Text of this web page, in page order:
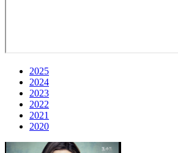
2025
2024
2023
2022
2021
2020